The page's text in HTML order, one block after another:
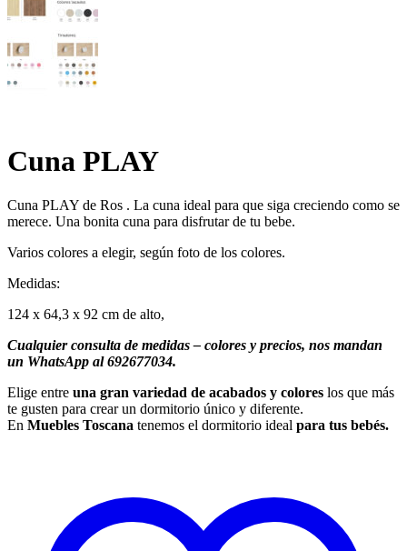
Cuna PLAY
Cuna PLAY de Ros . La cuna ideal para que siga creciendo como se
merece. Una bonita cuna para disfrutar de tu bebe.
Varios colores a elegir, según foto de los colores.
Medidas:
124 x 64,3 x 92 cm de alto,
Cualquier consulta de medidas – colores y precios, nos mandan
un WhatsApp al 692677034.
Elige entre una gran variedad de acabados y colores los que más
te gusten para crear un dormitorio único y diferente.
En Muebles Toscana tenemos el dormitorio ideal para tus bebés.